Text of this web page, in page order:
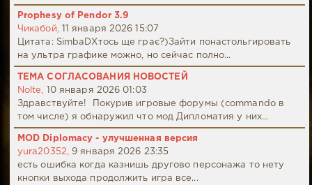
Prophesy of Pendor 3.9
Чикабой,
11 января 2026 15:07
Цитата: SimbaDХтось ще грає?)Зайти понастольгировать
на ультра графике можно, но сейчас полно...
ТЕМА СОГЛАСОВАНИЯ НОВОСТЕЙ
Nolte,
10 января 2026 01:03
Здравствуйте! Покурив игровые форумы (commando в
том числе) я обнаружил что мод Дипломатия у них...
MOD Diplomacy - улучшенная версия
yura20352, 9 января 2026 23:35
есть ошибка когда казнишь другово персонажа то нету
кнопки выхода продолжить игра все...